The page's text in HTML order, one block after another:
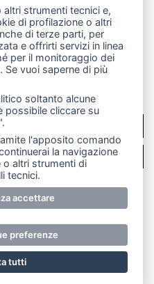
LeccoOnline
RSS
- Tutti i diritti riservati.
anche
senza la
dell'editore. RI Lecco
sociale 10.329,14 €
strumenti tecnici e,
di profilazione o altri
di terze parti, per
e offrirti servizi in linea
per il monitoraggio dei
vuoi saperne di più
soltanto alcune
possibile cliccare su
l'apposito comando
la navigazione
altri strumenti di
tecnici.
accettare
preferenze
tutti